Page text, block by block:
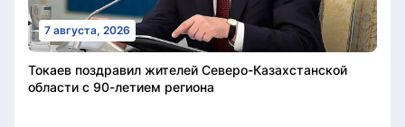
7 августа, 2026
Токаев поздравил жителей Северо-Казахстанской
области с 90-летием региона